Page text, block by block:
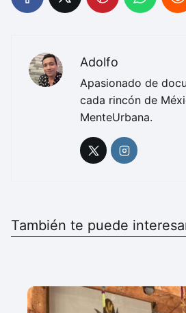
Adolfo
Apasionado de
cada rincón de
MenteUrbana.
También te puede